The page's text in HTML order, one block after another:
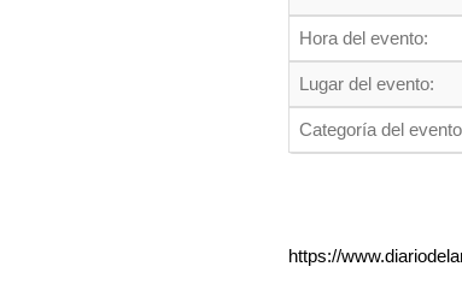
Hora del evento:
Lugar del evento:
Categoría del
https://